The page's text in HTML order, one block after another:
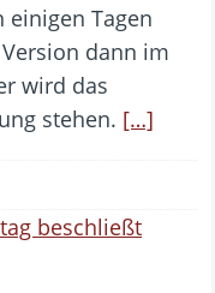
einigen Tagen
dann im
wird das
stehen. […]